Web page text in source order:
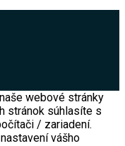
webové stránky
stránok súhlasíte s
/ zariadení.
vášho